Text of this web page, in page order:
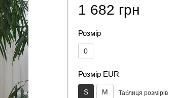
1 682 грн
Розмір
0
Розмір EUR
S M Таблиця розмірів